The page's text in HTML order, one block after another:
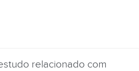
relacionado com